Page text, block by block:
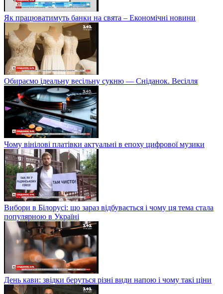
Як працюватимуть банки на свята – Економічні новини
Обираємо ідеальну весільну сукню — Сніданок. Весілля
Чому вінілові платівки актуальні в епоху цифрової музики
Вибори в Білорусі: що зараз відбувається і чому ця тема стала
популярною в Україні
День кави: звідки беруться різні види напою і чому такі ціни